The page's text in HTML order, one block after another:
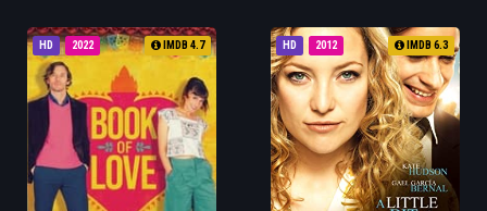
HD 2022 IMDB 4.7 HD 2012 IMDB 6.3